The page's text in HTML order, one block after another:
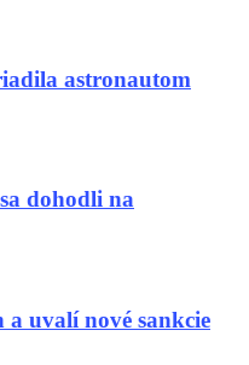
astronautom
dohodli na
uvalí nové sankcie